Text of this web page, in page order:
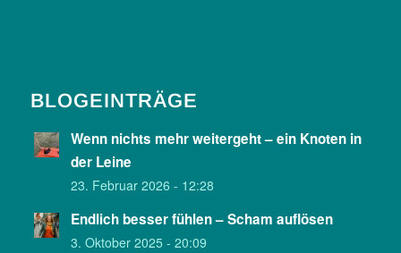
BLOGEINTRÄGE
Wenn nichts mehr weitergeht – ein Knoten in
der Leine
23. Februar 2026 - 12:28
Endlich besser fühlen – Scham auflösen
3. Oktober 2025 - 20:09